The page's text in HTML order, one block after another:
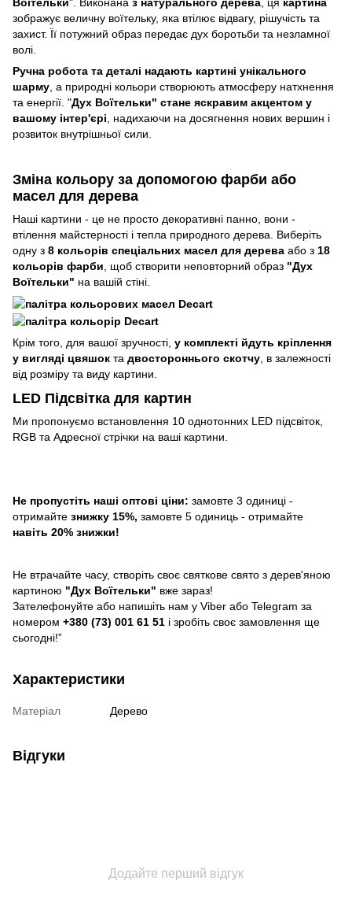
зображує величну воїтельку, яка втілює відвагу, рішучість та
захист. Її потужний образ передає дух боротьби та незламної
волі.
Ручна робота та деталі надають картині унікального
шарму , а природні кольори створюють атмосферу натхнення
та енергії. "Дух Воїтельки" стане яскравим акцентом у
вашому інтер'єрі , надихаючи на досягнення нових вершин і
розвиток внутрішньої сили.
Зміна кольору за допомогою фарби або
масел для дерева
Наші картини - це не просто декоративні панно, вони -
втілення майстерності і тепла природного дерева. Виберіть
одну з 8 кольорів спеціальних масел для дерева або з 18
кольорів фарби , щоб створити неповторний образ "Дух
Воїтельки" на вашій стіні.
Крім того, для вашої зручності, у комплекті йдуть кріплення
у вигляді цвяшок та двостороннього скотчу , в залежності
від розміру та виду картини.
LED Підсвітка для картин
Ми пропонуємо встановлення 10 однотонних LED підсвіток,
RGB та Адресної стрічки на ваші картини.
Не пропустіть наші оптові ціни: замовте 3 одиниці -
отримайте знижку 15%, замовте 5 одиниць - отримайте
навіть 20% знижки!
Не втрачайте часу, створіть своє святкове свято з дерев'яною
картиною "Дух Воїтельки" вже зараз!
Зателефонуйте або напишіть нам у Viber або Telegram за
номером +380 (73) 001 61 51 і зробіть своє замовлення ще
сьогодні!”
Характеристики
Матеріал Дерево
Відгуки
Додайте перший відгук